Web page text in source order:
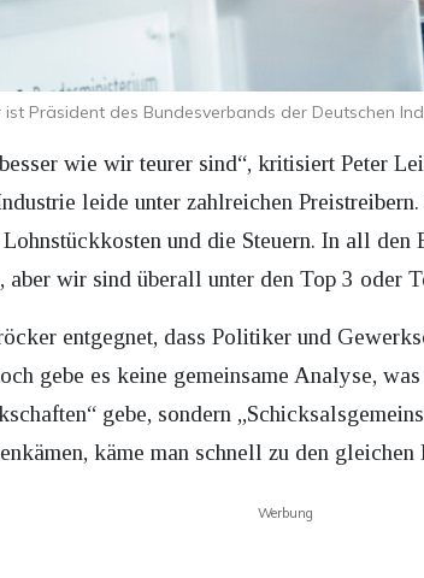
ist Präsident des Bundesverbands der Deutschen
wie wir teurer sind“, kritisiert Peter
leide unter zahlreichen
und die Steuern. In all den
wir sind überall unter den Top 3 oder
entgegnet, dass Politiker und
gebe es keine gemeinsame Analyse,
gebe, sondern
käme man schnell zu den gleichen
Werbung